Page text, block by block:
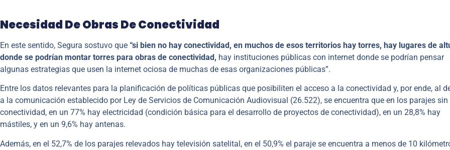
Necesidad De Obras De Conectividad
En este sentido, Segura sostuvo que “si bien no hay conectividad, en muchos de esos territorios hay torres, hay lugares de
donde se podrían montar torres para obras de conectividad, hay instituciones públicas con internet donde se podrían pensar
algunas estrategias que usen la internet ociosa de muchas de esas organizaciones públicas”.
Entre los datos relevantes para la planificación de políticas públicas que posibiliten el acceso a la conectividad y, por ende, al
a la comunicación establecido por Ley de Servicios de Comunicación Audiovisual (26.522), se encuentra que en los parajes sin
conectividad, en un 77% hay electricidad (condición básica para el desarrollo de proyectos de conectividad), en un 28,8% hay
mástiles, y en un 9,6% hay antenas.
Además, en el 52,7% de los parajes relevados hay televisión satelital, en el 50,9% el paraje se encuentra a menos de 10